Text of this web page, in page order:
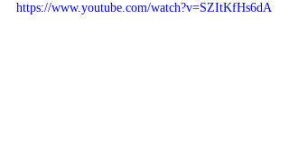
https://www.youtube.com/watch?v=SZItKfHs6dA